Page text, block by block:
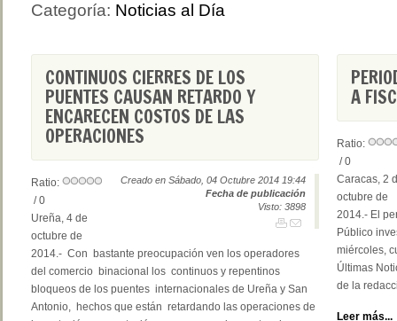
Categoría: Noticias al Día
CONTINUOS CIERRES DE LOS
PUENTES CAUSAN RETARDO Y
ENCARECEN COSTOS DE LAS
OPERACIONES
Creado en Sábado, 04 Octubre 2014 19:44
Fecha de publicación
Visto: 3898
Ratio:
/ 0
Ureña, 4 de
octubre de
2014.- Con bastante preocupación ven los operadores
del comercio binacional los continuos y repentinos
bloqueos de los puentes internacionales de Ureña y San
Antonio, hechos que están retardando las operaciones de
A
Ratio:
/ 0
Caracas, 2
octubre de
2014.- El
Público
miércoles,
Últimas
de la
Leer más...